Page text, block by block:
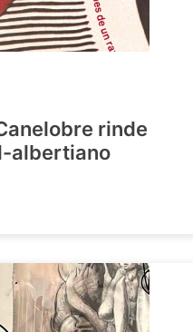
rinde
albertiano